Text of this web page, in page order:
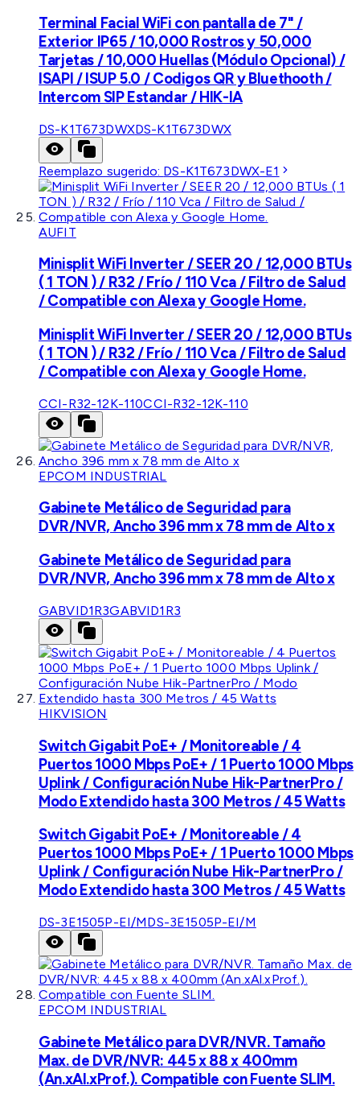
Terminal Facial WiFi con pantalla de 7" /
Exterior IP65 / 10,000 Rostros y 50,000
Tarjetas / 10,000 Huellas (Módulo Opcional) /
ISAPI / ISUP 5.0 / Codigos QR y Bluethooth /
Intercom SIP Estandar / HIK-IA
DS-K1T673DWXDS-K1T673DWX
Reemplazo sugerido: DS-K1T673DWX-E1
AUFIT
Minisplit WiFi Inverter / SEER 20 / 12,000 BTUs
( 1 TON ) / R32 / Frío / 110 Vca / Filtro de Salud
/ Compatible con Alexa y Google Home.
Minisplit WiFi Inverter / SEER 20 / 12,000 BTUs
( 1 TON ) / R32 / Frío / 110 Vca / Filtro de Salud
/ Compatible con Alexa y Google Home.
CCI-R32-12K-110CCI-R32-12K-110
EPCOM INDUSTRIAL
Gabinete Metálico de Seguridad para
DVR/NVR, Ancho 396 mm x 78 mm de Alto x
Gabinete Metálico de Seguridad para
DVR/NVR, Ancho 396 mm x 78 mm de Alto x
GABVID1R3GABVID1R3
HIKVISION
Switch Gigabit PoE+ / Monitoreable / 4
Puertos 1000 Mbps PoE+ / 1 Puerto 1000 Mbps
Uplink / Configuración Nube Hik-PartnerPro /
Modo Extendido hasta 300 Metros / 45 Watts
Switch Gigabit PoE+ / Monitoreable / 4
Puertos 1000 Mbps PoE+ / 1 Puerto 1000 Mbps
Uplink / Configuración Nube Hik-PartnerPro /
Modo Extendido hasta 300 Metros / 45 Watts
DS-3E1505P-EI/MDS-3E1505P-EI/M
EPCOM INDUSTRIAL
Gabinete Metálico para DVR/NVR. Tamaño
Max. de DVR/NVR: 445 x 88 x 400mm
(An.xAl.xProf.). Compatible con Fuente SLIM.